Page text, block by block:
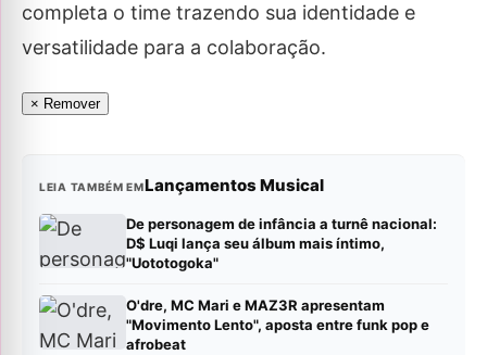
completa o time trazendo sua identidade e
versatilidade para a colaboração.
× Remover
LEIA TAMBÉM EMLançamentos Musical
De personagem de infância a turnê nacional:
D$ Luqi lança seu álbum mais íntimo,
"Uototogoka"
O'dre, MC Mari e MAZ3R apresentam
"Movimento Lento", aposta entre funk pop e
afrobeat